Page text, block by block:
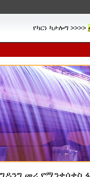
የካርነ ካታሎግ >>>>
መሪ የሚንቀሳቀስ